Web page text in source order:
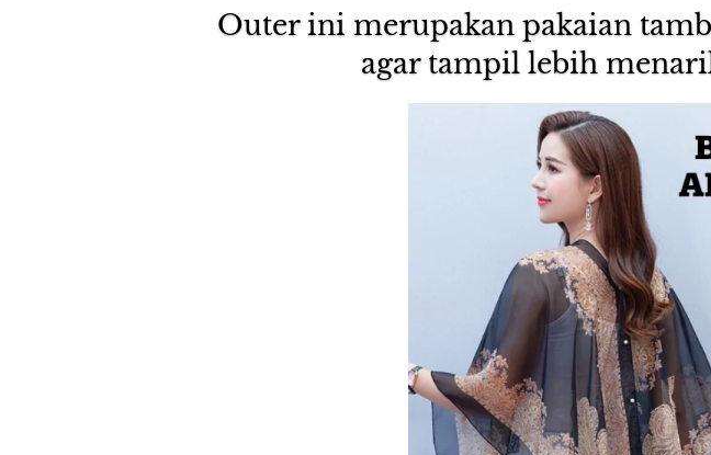
Outer ini merupakan pakaian
agar tampil lebih